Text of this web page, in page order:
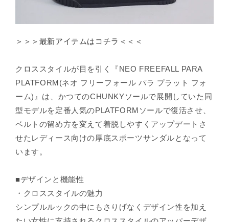
＞＞＞最新アイテムはコチラ＜＜＜
クロススタイルが目を引く『NEO FREEFALL PARA
PLATFORM(ネオ フリーフォール パラ プラット フォ
ーム)』は、かつてのCHUNKYソールで展開していた同
型モデルを定番人気のPLATFORMソールで復活させ、
ベルトの留め方を変えて着脱しやすくアップデートさ
せたレディース向けの厚底スポーツサンダルとなって
います。
■デザインと機能性
・クロススタイルの魅力
シンプルルックの中にもさりげなくデザイン性を加え